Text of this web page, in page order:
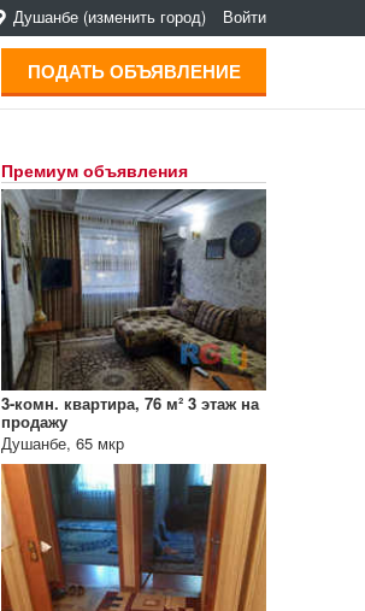
Душанбе (изменить город) Войти
ПОДАТЬ ОБЪЯВЛЕНИЕ
Премиум объявления
3-комн. квартира, 76 м² 3 этаж на
продажу
Душанбе, 65 мкр